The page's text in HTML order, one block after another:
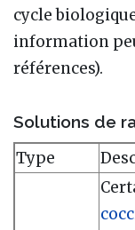
cycle
information
références).
Solutions de
Type